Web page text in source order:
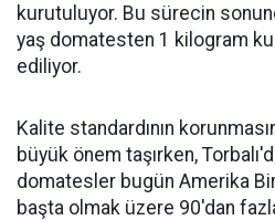
kurutuluyor. Bu sürecin
yaş domatesten 1 kilogram
ediliyor.
Kalite standardının
büyük önem taşırken,
domatesler bugün Amerika
başta olmak üzere 90'dan